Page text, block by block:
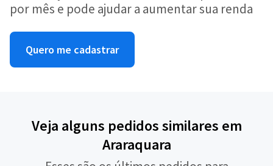
por mês e pode ajudar a aumentar sua renda
Quero me cadastrar
Veja alguns pedidos similares em
Araraquara